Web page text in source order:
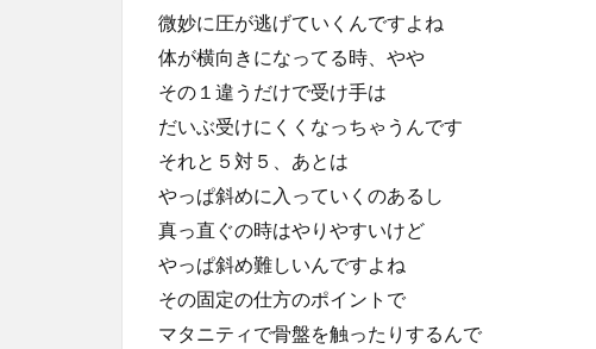
微妙に圧が逃げていくんですよね
体が横向きになってる時、やや
その１違うだけで受け手は
だいぶ受けにくくなっちゃうんです
それと５対５、あとは
やっぱ斜めに入っていくのあるし
真っ直ぐの時はやりやすいけど
やっぱ斜め難しいんですよね
その固定の仕方のポイントで
マタニティで骨盤を触ったりするんで